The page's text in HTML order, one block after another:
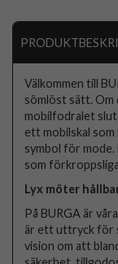
Välkommen till
sömlöst sätt.
mobilfodralet
ett mobilskal som
symbol för
som
Lyx möter
På BURGA är
är ett uttryck för
vision om att